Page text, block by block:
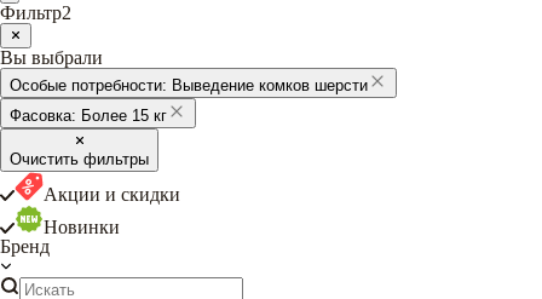
Фильтр2
Вы выбрали
Особые потребности: Выведение комков шерсти
Фасовка: Более 15 кг
Очистить фильтры
Акции и скидки
Новинки
Бренд